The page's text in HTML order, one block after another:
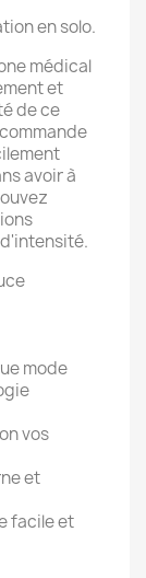
en solo.
médical
et
de ce
avoir à
mode
vos
et
facile et